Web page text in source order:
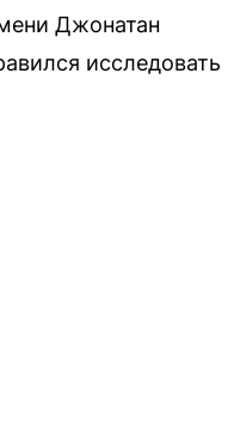
Джонатан
исследовать